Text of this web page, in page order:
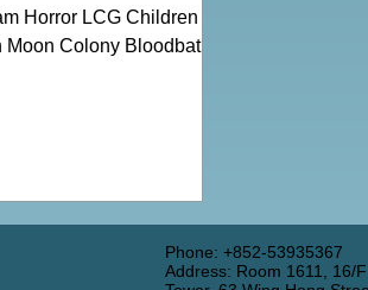
Horror LCG Children Of
Colony Bloodbath
shop
Boardgames Retail Shop
Phone: +852-53935367
Address: Room 1611, 16/